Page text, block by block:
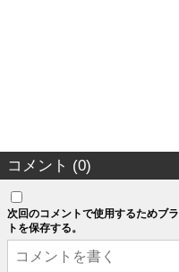
コメント (0)
次回のコメントで使用するためブ
トを保存する。